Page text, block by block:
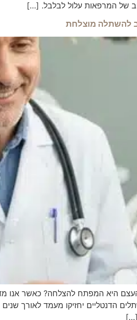
של המרפאות עלול לבלבל. […]
להשתלה מוצלחת
היא המפתח להצלחה? כאשר אנו
הדנטליים יחזיקו מעמד לאורך
[…]